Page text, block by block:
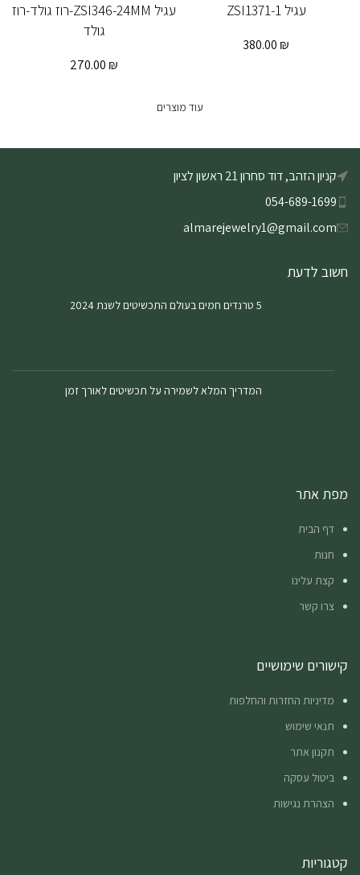
עגיל ZSI1371-1
380.00 ₪
עגיל ZSI346-24MM-רוז גולד-רוז
גולד
270.00 ₪
עוד מוצרים
קניון הזהב, דוד סחרון 21 ראשון לציון
054-689-1699
almarejewelry1@gmail.com
חשוב לדעת
5 טרנדים חמים בעולם התכשיטים לשנת 2024
המדריך המלא לשמירה על תכשיטים לאורך זמן
מפת אתר
דף הבית
חנות
קצת עלינו
צרו קשר
קישורים שימושיים
מדיניות החזרות והחלפות
תנאי שימוש
תקנון אתר
ביטול עסקה
הצהרת נגישות
קטגוריות